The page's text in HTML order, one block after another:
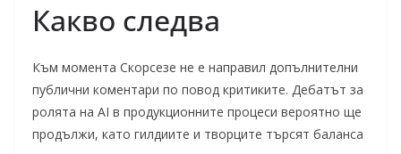
Какво следва
Към момента Скорсезе не е направил допълнителни
публични коментари по повод критиките. Дебатът за
ролята на AI в продукционните процеси вероятно ще
продължи, като гилдиите и творците търсят баланса